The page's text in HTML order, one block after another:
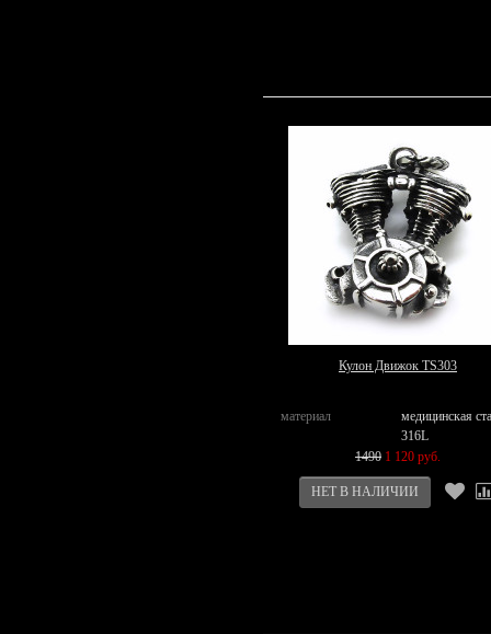
Кулон Движок TS303
материал
медицинская
316L
1490 1 120 руб.